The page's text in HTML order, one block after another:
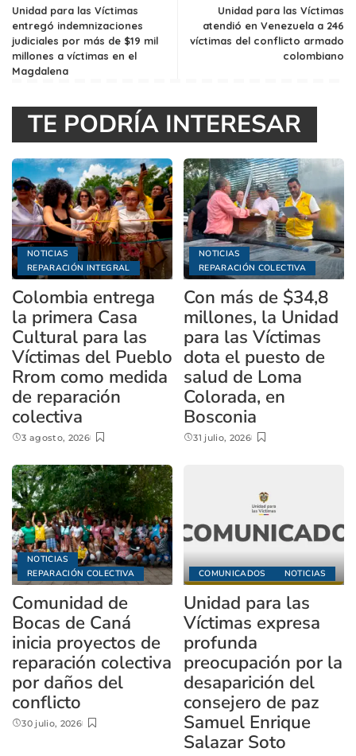
Unidad para las Víctimas
entregó indemnizaciones
judiciales por más de $19 mil
millones a víctimas en el
Magdalena
Unidad para las Víctimas
atendió en Venezuela a 246
víctimas del conflicto armado
colombiano
TE PODRÍA INTERESAR
NOTICIAS
REPARACIÓN INTEGRAL
Colombia entrega
la primera Casa
Cultural para las
Víctimas del Pueblo
Rrom como medida
de reparación
colectiva
3 agosto, 2026
NOTICIAS
REPARACIÓN COLECTIVA
Con más de $34,8
millones, la Unidad
para las Víctimas
dota el puesto de
salud de Loma
Colorada, en
Bosconia
31 julio, 2026
NOTICIAS
REPARACIÓN COLECTIVA
Comunidad de
Bocas de Caná
inicia proyectos de
reparación colectiva
por daños del
conflicto
30 julio, 2026
COMUNICADOS NOTICIAS
Unidad para las
Víctimas expresa
profunda
preocupación por la
desaparición del
consejero de paz
Samuel Enrique
Salazar Soto